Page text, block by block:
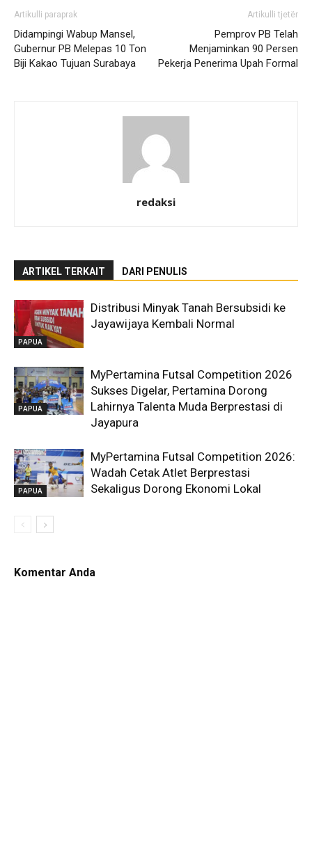
Artikulli paraprak
Didampingi Wabup Mansel,
Gubernur PB Melepas 10 Ton
Biji Kakao Tujuan Surabaya
Artikulli tjetër
Pemprov PB Telah
Menjaminkan 90 Persen
Pekerja Penerima Upah Formal
redaksi
ARTIKEL TERKAIT DARI PENULIS
PAPUA
Distribusi Minyak Tanah Bersubsidi ke
Jayawijaya Kembali Normal
PAPUA
MyPertamina Futsal Competition 2026
Sukses Digelar, Pertamina Dorong
Lahirnya Talenta Muda Berprestasi di
Jayapura
PAPUA
MyPertamina Futsal Competition 2026:
Wadah Cetak Atlet Berprestasi
Sekaligus Dorong Ekonomi Lokal
Komentar Anda